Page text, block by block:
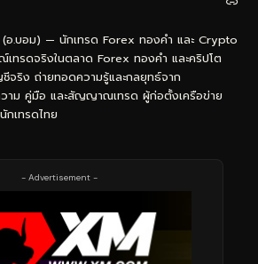
.บอม) — นักเทรด Forex ทองคำ และ Crypto
เทรดจริงในตลาด Forex ทองคำ และคริปโต
จริง ถ่ายทอดความรู้และกลยุทธ์จาก
าม คู่มือ และสัญญาณเทรด ผู้ก่อตั้งเครือข่าย
กเทรดไทย
- Advertisement -